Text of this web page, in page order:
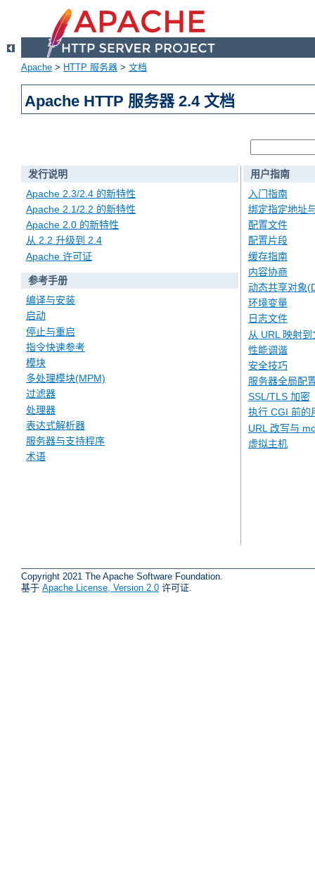
Apache > HTTP 服务器 > 文档
Apache HTTP 服务器 2.4 文档
发行说明
Apache 2.3/2.4 的新特性
Apache 2.1/2.2 的新特性
Apache 2.0 的新特性
从 2.2 升级到 2.4
Apache 许可证
参考手册
编译与安装
启动
停止与重启
指令快速参考
模块
多处理模块(MPM)
过滤器
处理器
表达式解析器
服务器与支持程序
术语
用户指南
入门指南
绑定指定地址
配置文件
配置片段
缓存指南
内容协商
动态共享对象
环境变量
日志文件
从 URL 映射
性能调谐
安全技巧
服务器全局配
SSL/TLS 加密
执行 CGI 前的
URL 改写与
虚拟主机
Copyright 2021 The Apache Software Foundation.
基于 Apache License, Version 2.0 许可证.